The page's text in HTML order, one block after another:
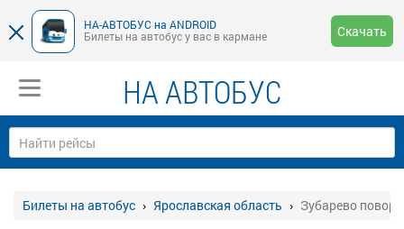
НА-АВТОБУС на ANDROID
Билеты на автобус у вас в кармане
Скачать
НА АВТОБУС
Билеты на автобус Ярославская область Зубарево